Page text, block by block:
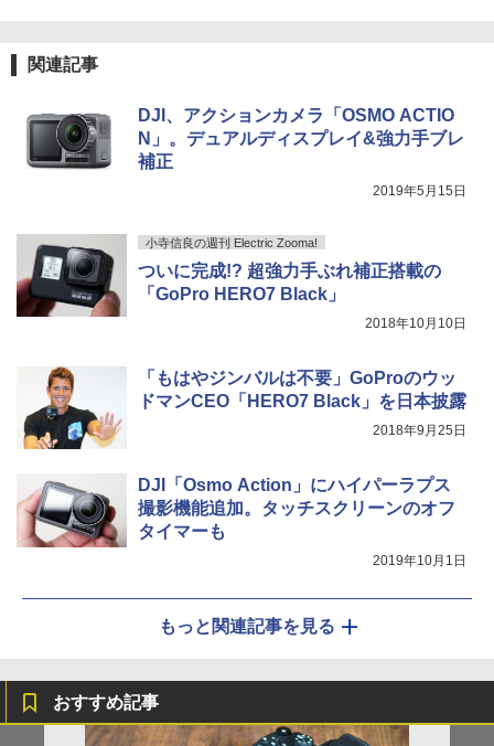
関連記事
DJI、アクションカメラ「OSMO ACTIO
N」。デュアルディスプレイ&強力手ブレ
補正
2019年5月15日
小寺信良の週刊 Electric Zooma!
ついに完成!? 超強力手ぶれ補正搭載の
「GoPro HERO7 Black」
2018年10月10日
「もはやジンバルは不要」GoProのウッ
ドマンCEO「HERO7 Black」を日本披露
2018年9月25日
DJI「Osmo Action」にハイパーラプス
撮影機能追加。タッチスクリーンのオフ
タイマーも
2019年10月1日
もっと関連記事を見る
おすすめ記事